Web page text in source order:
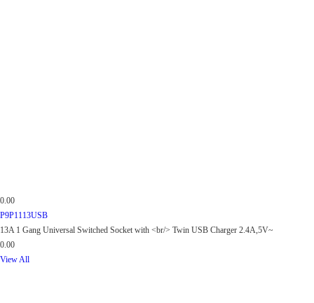
0.00
P9P1113USB
13A 1 Gang Universal Switched Socket with <br/> Twin USB Charger 2.4A,5V~
0.00
View All